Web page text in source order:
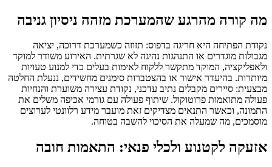
מה קורה מהרגע שהמערכת מזהה ניסיון גניבה
נקודת הפתיחה היא חריגה בדפוס: תזוזה כשמערכת דרוכה, יציאה
מגבולות מוגדרים או התנהגות נהיגה לא שגרתית. האירוע משודר למוקד
ולאפליקציה, המוקד מתקשר ללקוח לאימות בעלים כדי למנוע טעויות
מיותרות. בהיעדר אישור או בהצטברות סימנים מחשידים, ננעלת החלטה
מבצעית: סיירים מקבלים נתיב עדכני, נקודת עצירה משוערת והנחיות
פעולה מתואמות פרוטוקול. שיתוף פעולה עם גורמי אכיפה משלים את
התמונה, וכאשר התנאים מצדיקים זאת מועבר מידע רלוונטי לערוצים
מוסמכים, מה שמעלה את הסיכוי להשבה בטוחה.
אזעקה לקטנוע ולכלי פנאי: התאמות חובה